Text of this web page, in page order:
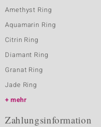
Amethyst Ring
Aquamarin Ring
Citrin Ring
Diamant Ring
Granat Ring
Jade Ring
mehr
Zahlungsinformation